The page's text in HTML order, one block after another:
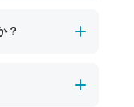
事前に安全確
ご参加いただ
？
イドが常に